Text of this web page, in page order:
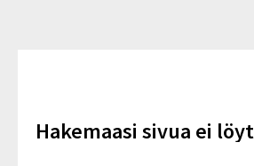
Hakemaasi sivua ei